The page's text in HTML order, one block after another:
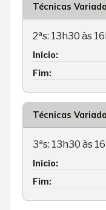
Técnicas
2ªs: 13h30 às
Início:
Fim:
Técnicas
3ªs: 13h30 às
Início:
Fim: